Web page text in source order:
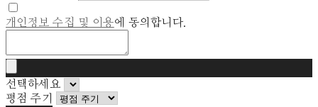
개인정보 수집 및 이용에 동의합니다.
선택하세요
평점 주기